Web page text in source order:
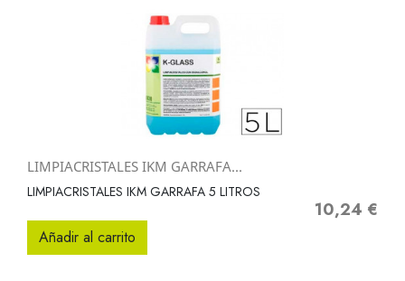
LIMPIACRISTALES IKM GARRAFA...
LIMPIACRISTALES IKM GARRAFA 5 LITROS
Precio
10,24 €
Añadir al carrito